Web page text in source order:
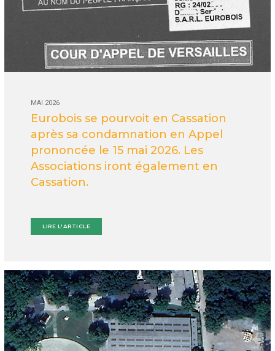
MAI 2026
Eurobois se pourvoit en Cassation
après sa condamnation en Appel
prononcée le 15 mai 2026. Les
Associations iront également en
Cassation.
LIRE L'ARTICLE